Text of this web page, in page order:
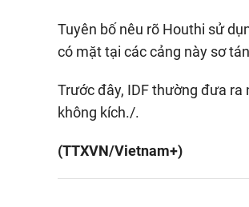
Tuyên bố nêu rõ Houthi sử
có mặt tại các cảng này sơ
Trước đây, IDF thường đưa
không kích./.
(TTXVN/Vietnam+)